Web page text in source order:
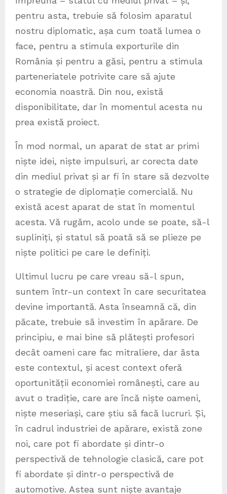
pentru asta, trebuie să folosim aparatul
nostru diplomatic, așa cum toată lumea o
face, pentru a stimula exporturile din
România și pentru a găsi, pentru a stimula
parteneriatele potrivite care să ajute
economia noastră. Din nou, există
disponibilitate, dar în momentul acesta nu
prea există proiect.
În mod normal, un aparat de stat ar primi
niște idei, niște impulsuri, ar corecta date
din mediul privat și ar fi în stare să dezvolte
o strategie de diplomație comercială. Nu
există acest aparat de stat în momentul
acesta. Vă rugăm, acolo unde se poate, să-l
supliniți, și statul să poată să se plieze pe
niște politici pe care le definiți.
Ultimul lucru pe care vreau să-l spun,
suntem într-un context în care securitatea
devine importantă. Asta înseamnă că, din
păcate, trebuie să investim în apărare. De
principiu, e mai bine să plătești profesori
decât oameni care fac mitraliere, dar ăsta
este contextul, și acest context oferă
oportunității economiei românești, care au
avut o tradiție, care are încă niște oameni,
niște meseriași, care știu să facă lucruri. Și,
în cadrul industriei de apărare, există zone
noi, care pot fi abordate și dintr-o
perspectivă de tehnologie clasică, care pot
fi abordate și dintr-o perspectivă de
automotive. Astea sunt niște avantaje